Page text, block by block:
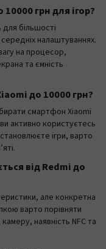
грн для ігор?
більшості
налаштуваннях.
на процесор,
та ємність
до 10000 грн?
смартфон Xiaomi
активно користуєтесь
ігри, варто
від Redmi до
але конкретна
варто порівняти
наявність NFC та